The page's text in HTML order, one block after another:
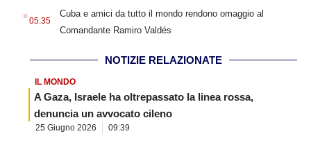
. 05:35
Cuba e amici da tutto il mondo rendono omaggio al
Comandante Ramiro Valdés
NOTIZIE RELAZIONATE
IL MONDO
A Gaza, Israele ha oltrepassato la linea rossa,
denuncia un avvocato cileno
25 Giugno 2026 09:39